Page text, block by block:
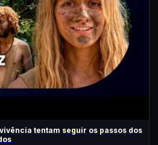
tentam seguir os passos dos